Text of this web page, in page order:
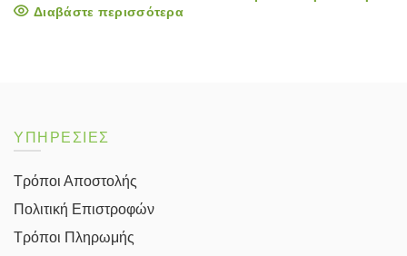
was: τιμή
Διαβάστε περισσότερα
ΥΠΗΡΕΣΙΕΣ
Τρόποι Αποστολής
Πολιτική Επιστροφών
Τρόποι Πληρωμής